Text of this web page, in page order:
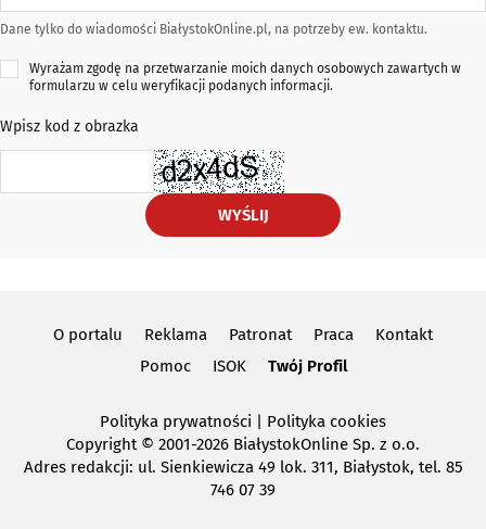
Dane tylko do wiadomości BiałystokOnline.pl, na potrzeby ew. kontaktu.
Wyrażam zgodę na przetwarzanie moich danych osobowych zawartych w
formularzu w celu weryfikacji podanych informacji.
Wpisz kod z obrazka
WYŚLIJ
O portalu Reklama Patronat Praca
Kontakt
Pomoc
ISOK Twój Profil
Polityka prywatności | Polityka cookies
Copyright © 2001-2026 BiałystokOnline Sp. z o.o.
Adres redakcji: ul. Sienkiewicza 49 lok. 311, Białystok, tel. 85
746 07 39